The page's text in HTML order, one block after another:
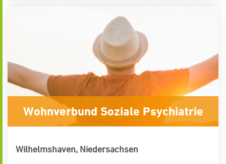
Wohnverbund Soziale Psychiatrie
Wilhelmshaven, Niedersachsen